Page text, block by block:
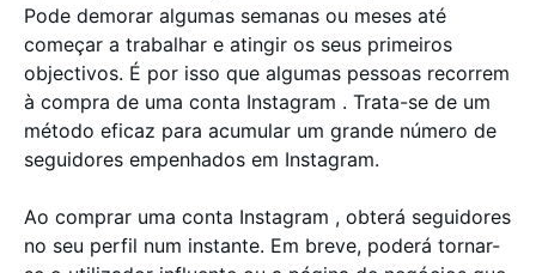
Pode demorar algumas semanas ou meses até
começar a trabalhar e atingir os seus primeiros
objectivos. É por isso que algumas pessoas recorrem
à compra de uma conta Instagram . Trata-se de um
método eficaz para acumular um grande número de
seguidores empenhados em Instagram.
Ao comprar uma conta Instagram , obterá seguidores
no seu perfil num instante. Em breve, poderá tornar-